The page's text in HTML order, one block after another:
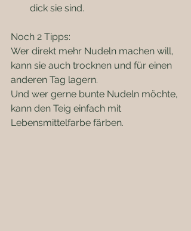
dick sie sind.
Noch 2 Tipps:
Wer direkt mehr Nudeln machen will,
kann sie auch trocknen und für einen
anderen Tag lagern.
Und wer gerne bunte Nudeln möchte,
kann den Teig einfach mit
Lebensmittelfarbe färben.